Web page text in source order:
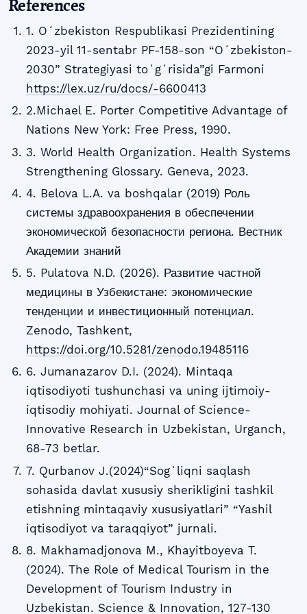
References
1. Oʻzbekiston Respublikasi Prezidentining
2023-yil 11-sentabr PF-158-son “Oʻzbekiston-
2030” Strategiyasi toʻgʻrisida”gi Farmoni
https://lex.uz/ru/docs/-6600413
2.Michael E. Porter Competitive Advantage of
Nations New York: Free Press, 1990.
3. World Health Organization. Health Systems
Strengthening Glossary. Geneva, 2023.
4. Belova L.A. va boshqalar (2019) Роль
системы здравоохранения в обеспечении
экономической безопасности региона. Вестник
Академии знаний
5. Pulatova N.D. (2026). Развитие частной
медицины в Узбекистане: экономические
тенденции и инвестиционный потенциал.
Zenodo, Tashkent,
https://doi.org/10.5281/zenodo.19485116
6. Jumanazarov D.I. (2024). Mintaqa
iqtisodiyoti tushunchasi va uning ijtimoiy-
iqtisodiy mohiyati. Journal of Science-
Innovative Research in Uzbekistan, Urganch,
68-73 betlar.
7. Qurbanov J.(2024)“Sogʻliqni saqlash
sohasida davlat xususiy sherikligini tashkil
etishning mintaqaviy xususiyatlari” “Yashil
iqtisodiyot va taraqqiyot” jurnali.
8. Makhamadjonova M., Khayitboyeva T.
(2024). The Role of Medical Tourism in the
Development of Tourism Industry in
Uzbekistan. Science & Innovation, 127-130